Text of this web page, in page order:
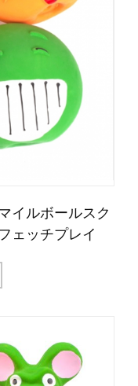
イルボールスク
ェッチプレイ